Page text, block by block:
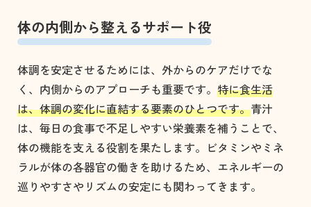
体の内側から整えるサポート役
体調を安定させるためには、外からのケアだけでな
く、内側からのアプローチも重要です。 特に食生活
は、体調の変化に直結する要素のひとつです。青汁
は、毎日の食事で不足しやすい栄養素を補うことで、
体の機能を支える役割を果たします。ビタミンやミネ
ラルが体の各器官の働きを助けるため、エネルギーの
巡りやすさやリズムの安定にも関わってきます。